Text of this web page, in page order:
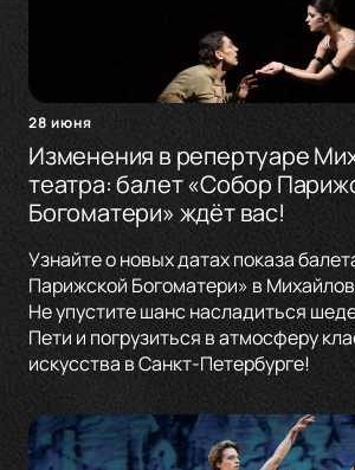
28 июня
Изменения в репертуаре
театра: балет «Собор
Богоматери» ждёт вас!
Узнайте о новых датах показа
Парижской Богоматери» в
Не упустите шанс насладиться
Пети и погрузиться в атмосферу
искусства в Санкт-Петербурге!